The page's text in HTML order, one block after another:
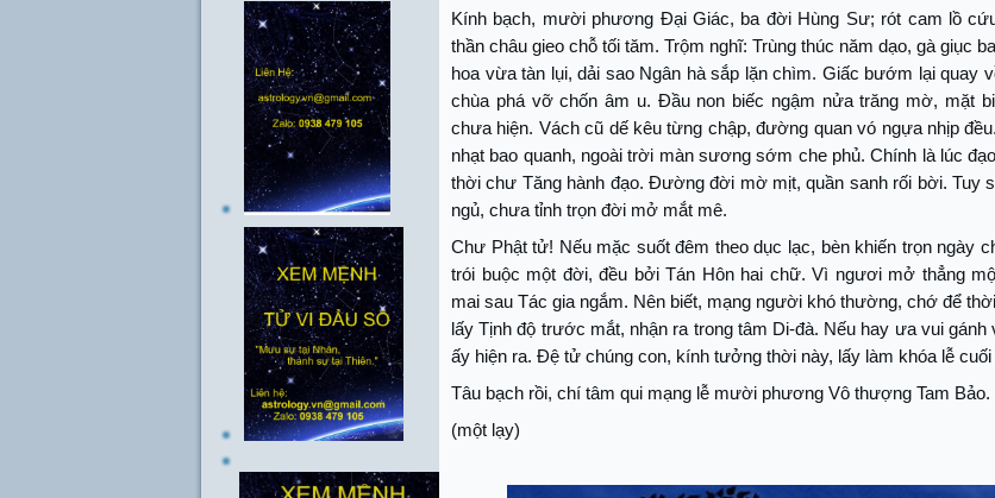
Kính bạch, mười phương Đại Giác, ba đời Hùng Sư; rót cam lồ
thần châu gieo chỗ tối tăm. Trộm nghĩ: Trùng thúc năm dạo, gà giục
hoa vừa tàn lụi, dải sao Ngân hà sắp lặn chìm. Giấc bướm lại quay
chùa phá vỡ chốn âm u. Đầu non biếc ngậm nửa trăng mờ, mặt
chưa hiện. Vách cũ dế kêu từng chập, đường quan vó ngựa nhịp
nhạt bao quanh, ngoài trời màn sương sớm che phủ. Chính là lúc
thời chư Tăng hành đạo. Đường đời mờ mịt, quần sanh rối bời. Tuy
ngủ, chưa tỉnh trọn đời mở mắt mê.
Chư Phật tử! Nếu mặc suốt đêm theo dục lạc, bèn khiến trọn ngày
trói buộc một đời, đều bởi Tán Hôn hai chữ. Vì ngươi mở thẳng
mai sau Tác gia ngắm. Nên biết, mạng người khó thường, chớ để
lấy Tịnh độ trước mắt, nhận ra trong tâm Di-đà. Nếu hay ưa vui
ấy hiện ra. Đệ tử chúng con, kính tưởng thời này, lấy làm khóa lễ cuối
Tâu bạch rồi, chí tâm qui mạng lễ mười phương Vô thượng Tam Bảo.
(một lạy)